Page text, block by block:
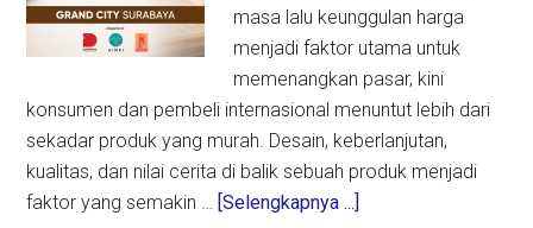
masa lalu keunggulan harga
menjadi faktor utama untuk
memenangkan pasar, kini
konsumen dan pembeli internasional menuntut lebih dari
sekadar produk yang murah. Desain, keberlanjutan,
kualitas, dan nilai cerita di balik sebuah produk menjadi
faktor yang semakin … [Selengkapnya ...]